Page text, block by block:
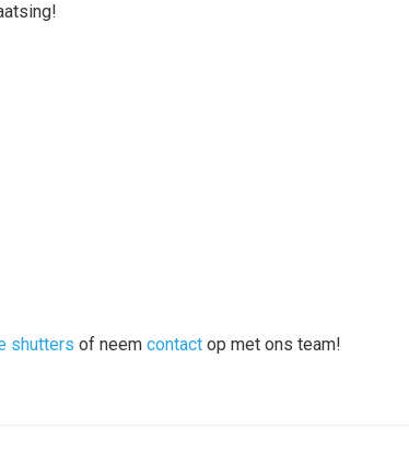
shutters of neem contact op met ons team!